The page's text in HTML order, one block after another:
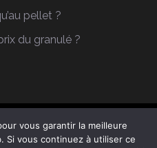
pellet ?
du granulé ?
Tous droits
vous garantir la meilleure
Si vous continuez à utiliser ce